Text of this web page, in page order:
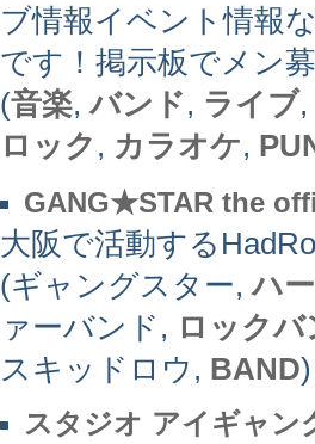
ブ情報イベント情報
です！掲示板でメン
(音楽,バンド, ライブ,
ロック , カラオケ,
GANG★STAR the
大阪で活動する
(ギャングスター,ハ
ァーバンド, ロックバ
スキッドロウ, BAND)
スタジオ アイギャン